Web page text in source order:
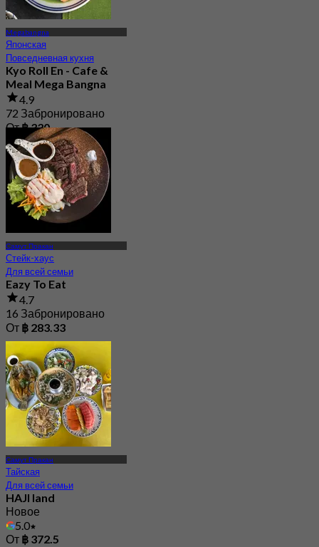
Megabangna
Японская
Повседневная кухня
Kyo Roll En - Cafe &
Meal Mega Bangna
4.9
72 Забронировано
От฿ 330
Самут Пракан
Стейк-хаус
Для всей семьи
Eazy To Eat
4.7
16 Забронировано
От ฿ 283.33
Самут Пракан
Тайская
Для всей семьи
HAJI land
Новое
5.0
От ฿ 372.5